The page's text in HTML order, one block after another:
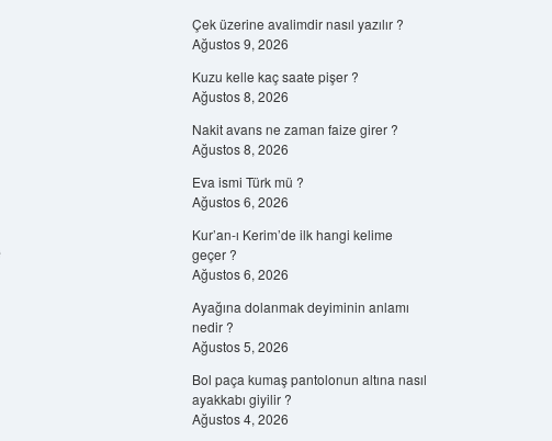
Çek üzerine avalimdir nasıl yazılır ?
Ağustos 9, 2026
Kuzu kelle kaç saate pişer ?
Ağustos 8, 2026
Nakit avans ne zaman faize girer ?
Ağustos 8, 2026
Eva ismi Türk mü ?
Ağustos 6, 2026
Kur’an-ı Kerim’de ilk hangi kelime
geçer ?
Ağustos 6, 2026
Ayağına dolanmak deyiminin anlamı
nedir ?
Ağustos 5, 2026
Bol paça kumaş pantolonun altına nasıl
ayakkabı giyilir ?
Ağustos 4, 2026